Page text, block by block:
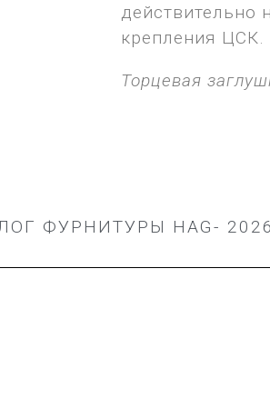
действительно
крепления ЦСК.
Торцевая
ФУРНИТУРЫ HAG- 2026